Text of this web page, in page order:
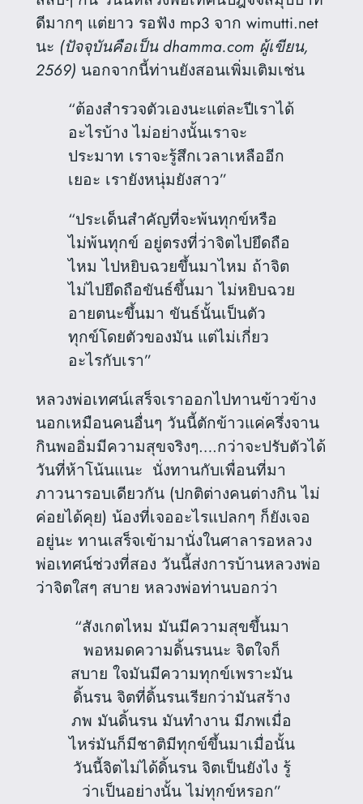
ดีมากๆ แต่ยาว รอฟัง mp3 จาก wimutti.net
นะ (ปัจจุบันคือเป็น dhamma.com ผู้เขียน,
2569) นอกจากนี้ท่านยังสอนเพิ่มเติมเช่น
“ต้องสำรวจตัวเองนะแต่ละปีเราได้
อะไรบ้าง ไม่อย่างนั้นเราจะ
ประมาท เราจะรู้สึกเวลาเหลืออีก
เยอะ เรายังหนุ่มยังสาว”
“ประเด็นสำคัญที่จะพ้นทุกข์หรือ
ไม่พ้นทุกข์ อยู่ตรงที่ว่าจิตไปยึดถือ
ไหม ไปหยิบฉวยขึ้นมาไหม ถ้าจิต
ไม่ไปยึดถือขันธ์ขึ้นมา ไม่หยิบฉวย
อายตนะขึ้นมา ขันธ์นั้นเป็นตัว
ทุกข์โดยตัวของมัน แต่ไม่เกี่ยว
อะไรกับเรา”
หลวงพ่อเทศน์เสร็จเราออกไปทานข้าวข้าง
นอกเหมือนคนอื่นๆ วันนี้ตักข้าวแค่ครึ่งจาน
กินพออิ่มมีความสุขจริงๆ….กว่าจะปรับตัวได้
วันที่ห้าโน้นแนะ นั่งทานกับเพื่อนที่มา
ภาวนารอบเดียวกัน (ปกติต่างคนต่างกิน ไม่
ค่อยได้คุย) น้องที่เจออะไรแปลกๆ ก็ยังเจอ
อยู่นะ ทานเสร็จเข้ามานั่งในศาลารอหลวง
พ่อเทศน์ช่วงที่สอง วันนี้ส่งการบ้านหลวงพ่อ
ว่าจิตใสๆ สบาย หลวงพ่อท่านบอกว่า
“สังเกตไหม มันมีความสุขขึ้นมา
พอหมดความดิ้นรนนะ จิตใจก็
สบาย ใจมันมีความทุกข์เพราะมัน
ดิ้นรน จิตที่ดิ้นรนเรียกว่ามันสร้าง
ภพ มันดิ้นรน มันทำงาน มีภพเมื่อ
ไหร่มันก็มีชาติมีทุกข์ขึ้นมาเมื่อนั้น
วันนี้จิตไม่ได้ดิ้นรน จิตเป็นยังไง รู้
ว่าเป็นอย่างนั้น ไม่ทุกข์หรอก”